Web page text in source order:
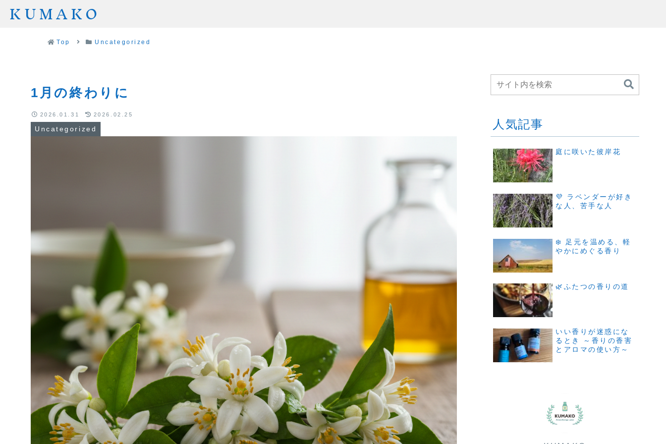
KUMAKO
Top Uncategorized
1月の終わりに
Uncategorized
2026.01.31 2026.02.25 人気記事
庭に咲いた彼岸花
💜 ラベンダーが好き
な人、苦手な人
❄️ 足元を温める、軽
やかにめぐる香り
🌿ふたつの香りの道
いい香りが迷惑にな
るとき ～香りの香害
とアロマの使い方～